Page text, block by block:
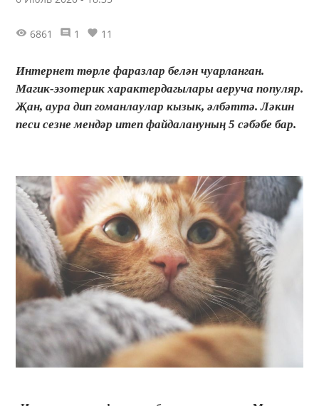
6861 1 11
Интернет төрле фаразлар белән чуарланган.
Магик-эзотерик характердагылары аеруча популяр.
Җан, аура дип гоманлаулар кызык, әлбәттә. Ләкин
песи сезне мендәр итеп файдалануның 5 сәбәбе бар.